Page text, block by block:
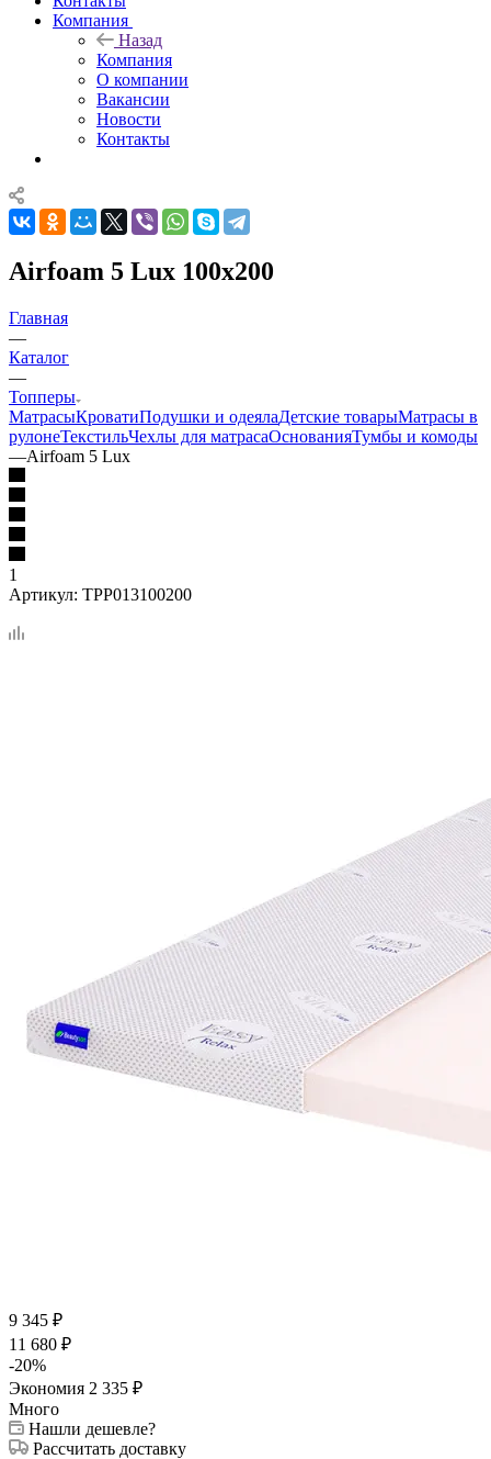
Компания
Назад
Компания
О компании
Вакансии
Новости
Контакты
Airfoam 5 Lux 100x200
Главная
—
Каталог
—
Топперы
МатрасыКроватиПодушки и одеялаДетские товарыМатрасы в
рулонеТекстильЧехлы для матрасаОснованияТумбы и комоды
—Airfoam 5 Lux
1
Артикул: TPP013100200
9 345 ₽
11 680 ₽
-20%
Экономия 2 335 ₽
Много
Нашли дешевле?
Рассчитать доставку